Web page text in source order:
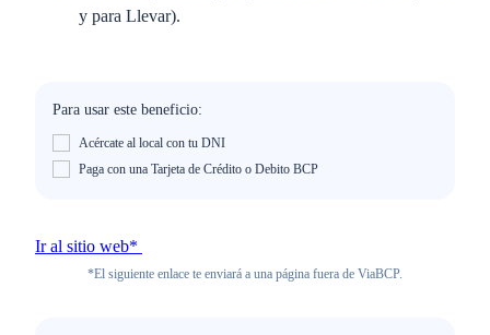
y para Llevar).
Para usar este beneficio:
Acércate al local con tu DNI
Paga con una Tarjeta de Crédito o Debito BCP
Ir al sitio web*
*El siguiente enlace te enviará a una página fuera de ViaBCP.